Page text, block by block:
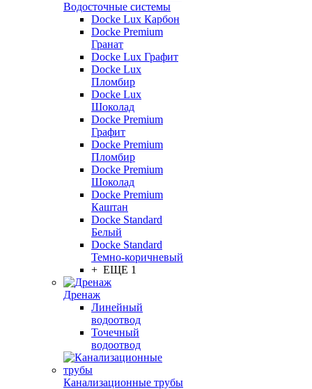
Водосточные системы
Docke Lux Карбон
Docke Premium
Гранат
Docke Lux Графит
Docke Lux
Пломбир
Docke Lux
Шоколад
Docke Premium
Графит
Docke Premium
Пломбир
Docke Premium
Шоколад
Docke Premium
Каштан
Docke Standard
Белый
Docke Standard
Темно-коричневый
+ ЕЩЕ 1
Дренаж
Линейный
водоотвод
Точечный
водоотвод
Канализационные трубы